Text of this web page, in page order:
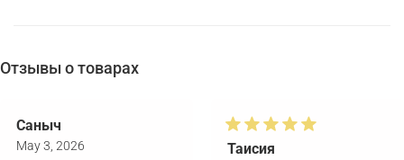
Отзывы о товарах
Саныч
May 3, 2026 Таисия